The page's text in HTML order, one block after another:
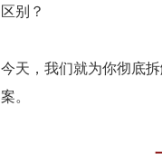
区别？
今天，我们就为你彻底
案。